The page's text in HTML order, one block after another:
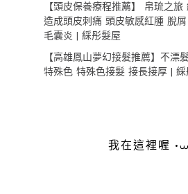
【頭皮保養療程推薦】 帛琉之
造成頭皮刺痛 頭皮敏感紅腫 脫
毛囊炎 | 綵彤髮屋
【高雄鳳山夢幻接髮推薦】不漂
特殊色 特殊色接髮 接長接厚 | 綵
我在這裡喔